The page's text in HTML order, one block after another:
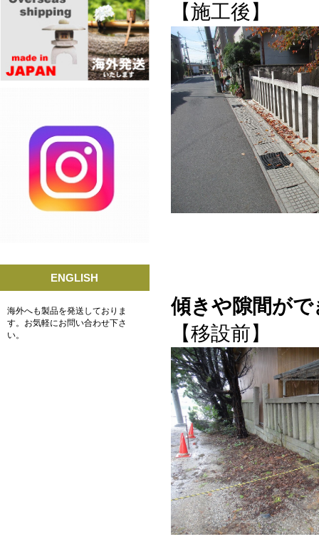
ENGLISH
海外へも製品を発送しておりま
す。お気軽にお問い合わせ下さ
い。
【施工後】
傾きや隙間が
【